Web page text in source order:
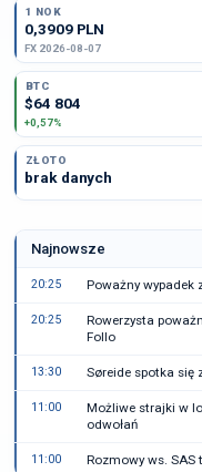
1 NOK
0,3909 PLN
FX 2026-08-07
BTC
$64 804
+0,57%
ZŁOTO
brak danych
Najnowsze
20:25 Poważny wypadek
20:25
Rowerzysta
Follo
13:30 Søreide spotka się
11:00
Możliwe strajki w
odwołań
11:00 Rozmowy ws.